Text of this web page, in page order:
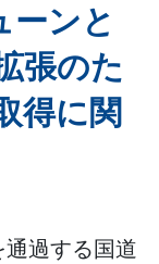
ーンと
張のた
得に関
過する国道